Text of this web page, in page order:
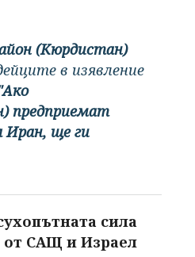
(Кюрдистан)
в изявление
предприемат
Иран, ще ги
сила
от САЩ и Израел